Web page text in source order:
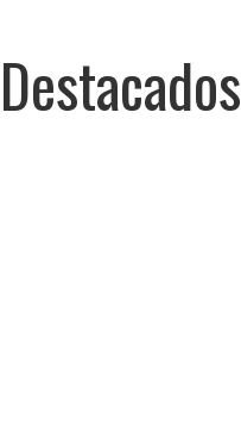
Destacados